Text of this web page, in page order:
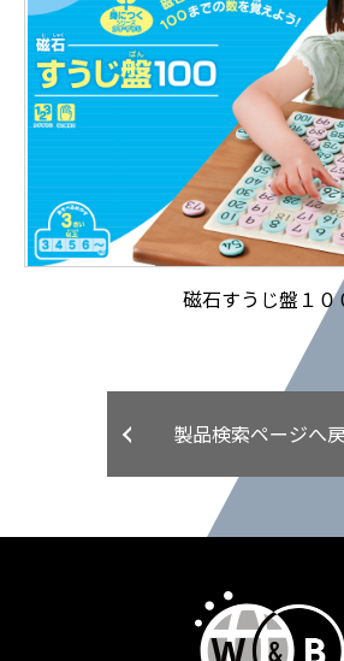
磁石すうじ盤１０
製品検索ページへ